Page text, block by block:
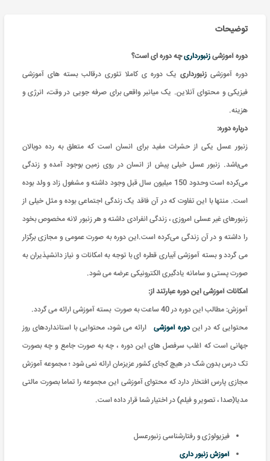
توضیحات
دوره آموزشیزنبورداریچه دوره ای است؟
دوره آموزشی زنبورداری یک دوره ی کاملا تئوری درقالب بسته های آموزشی
فیزیکی و محتوای آنلاین. یک میانبر واقعی برای صرفه جویی در وقت، انرژی و
هزینه.
درباره دوره:
زنبور عسل یکی از حشرات مفید برای انسان است که متعلق به رده دوبالان
می‌باشد. زنبور عسل خیلی پیش از انسان در روی زمین بوجود آمده و زندگی
می‌کرده است وحدود 150 میلیون سال قبل وجود داشته و مشغول زاد و ولد بوده
است. منتها با این تفاوت که در آن فاقد یک زندگی اجتماعی بوده و مثل خیلی از
زنبورهای غیر عسلی امروزی ، زندگی انفرادی داشته و هر زنبور لانه مخصوص بخود
را داشته و در آن زندگی می‌کرده است.این دوره به صورت عمومی و مجازی برگزار
می گردد و بسته آموزشی آبیاری قطره ای با توجه به امکانات و نیاز دانشپذیران به
صورت پستی و سامانه یادگیری الکترونیکی عرضه می شود.
امکانات آموزشی این دوره عبارتند از:
آموزش: مطالب این دوره در 40 ساعت به صورت بسته آموزشی ارائه می گردد.
محتوایی که در این دوره آموزشی ارائه می شود، محتوایی با استانداردهای روز
جهانی است که اغلب سرفصل های این دوره ، چه به صورت جامع و چه بصورت
تک درس بدون شک در هیچ کجای کشور عزیزمان ارائه نمی شود ؛ مجموعه آموزش
مجازی پارس افتخار دارد که محتوای آموزشی این مجموعه را تماما بصورت مالتی
مدیا(صدا ، تصویر و فیلم) در اختیار شما قرار داده است.
فیزیولوژی و رفتارشناسی زنبورعسل
آموزش زنبور داری